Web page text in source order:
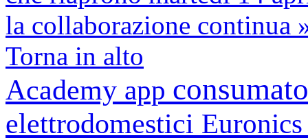
la collaborazione continua
Torna in alto
Academy app
elettrodomestici